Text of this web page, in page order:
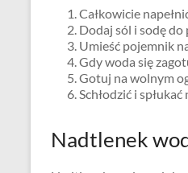
Całkowicie
Dodaj sól i sodę do
Umieść pojemnik
Gdy woda się
Gotuj na wolnym
Schłodzić i
Nadtlenek